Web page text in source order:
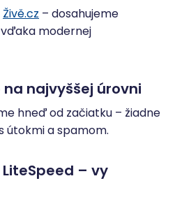
Živě.cz – dosahujeme
modernej
najvyššej úrovni
hneď od začiatku – žiadne
útokmi a spamom.
– vy